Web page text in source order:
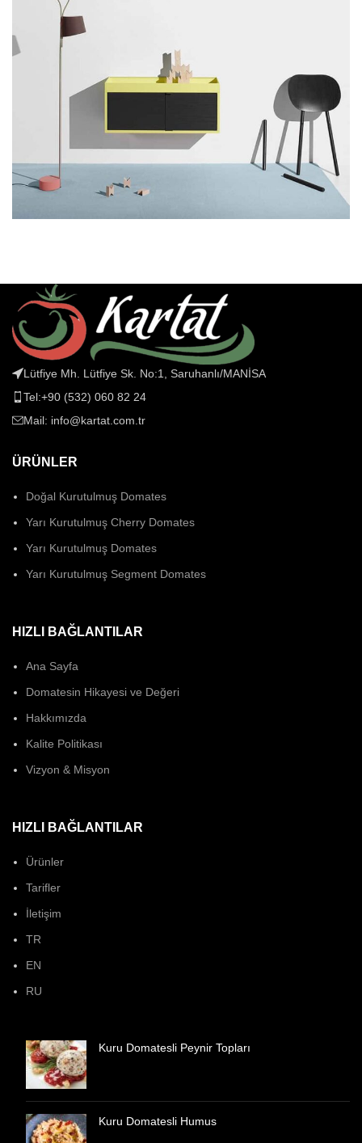
Lütfiye Mh. Lütfiye Sk. No:1, Saruhanlı/MANİSA
Tel:+90 (532) 060 82 24
Mail: info@kartat.com.tr
ÜRÜNLER
Doğal Kurutulmuş Domates
Yarı Kurutulmuş Cherry Domates
Yarı Kurutulmuş Domates
Yarı Kurutulmuş Segment Domates
HIZLI BAĞLANTILAR
Ana Sayfa
Domatesin Hikayesi ve Değeri
Hakkımızda
Kalite Politikası
Vizyon & Misyon
HIZLI BAĞLANTILAR
Ürünler
Tarifler
İletişim
TR
EN
RU
Kuru Domatesli Peynir Topları
Kuru Domatesli Humus